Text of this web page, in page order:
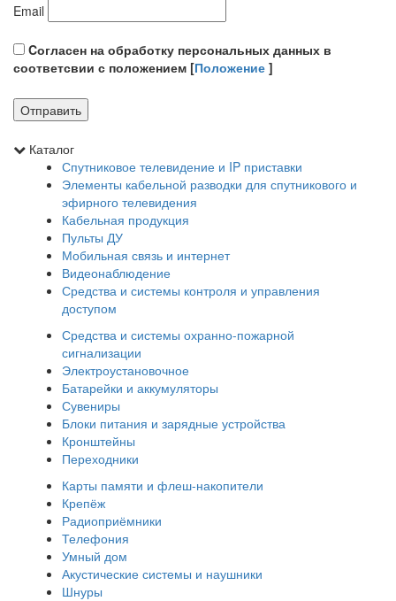
Email
Cогласен на обработку персональных данных в
соответсвии с положением [Положение ]
Каталог
Спутниковое телевидение и IP приставки
Элементы кабельной разводки для спутникового и
эфирного телевидения
Кабельная продукция
Пульты ДУ
Мобильная связь и интернет
Видеонаблюдение
Средства и системы контроля и управления
доступом
Средства и системы охранно-пожарной
сигнализации
Электроустановочное
Батарейки и аккумуляторы
Сувениры
Блоки питания и зарядные устройства
Кронштейны
Переходники
Карты памяти и флеш-накопители
Крепёж
Радиоприёмники
Телефония
Умный дом
Акустические системы и наушники
Шнуры